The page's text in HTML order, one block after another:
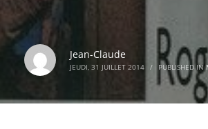
Jean-Claude
JEUDI, 31 JUILLET 2014 / PUBLISHED IN